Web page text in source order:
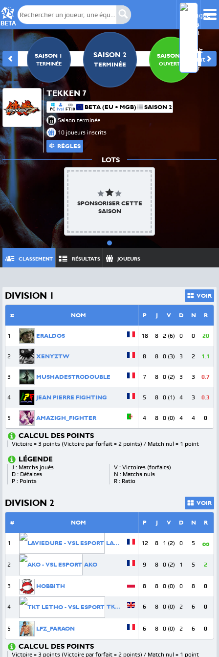
BETA
SAISON 1
TERMINÉE
SAISON 2
TERMINÉE
SAISON 3
OUVERTE
TEKKEN 7
PC 1VS1 FT10 BETA (EU + MGB)
SAISON 2
Saison terminée
10 joueurs inscrits
RÈGLES
LOTS
SPONSORISER CETTE
SAISON
CLASSEMENT RÉSULTATS JOUEURS
DIVISION 1 VOIR
# NOM P J V D N R
1 ERALDOS 18 8 2 (6) 0 0 20
2 XENYZTW 8 8 0 (3) 3 2 1.1
3 MUSHADESTRODOUBLE 7 8 0 (2) 3 3 0.7
4 JEAN PIERRE FIGHTING 5 8 0 (1) 4 3 0.3
5 AMAZIGH_FIGHTER 4 8 0 (0) 4 4 0
CALCUL DES POINTS
Victoire = 3 points (Victoire par forfait = 2 points) / Match nul = 1 point
LÉGENDE
J : Matchs joués
V : Victoires (forfaits)
D : Défaites
N : Matchs nuls
P : Points
R : Ratio
DIVISION 2 VOIR
# NOM P J V D N R
1 LAVIEDURE 12 8 1 (2) 0 5 ∞
2 AKO 9 8 0 (2) 1 5 2
3 HOBBITH 8 8 0 (0) 0 8 0
4 TKT LETHO 6 8 0 (0) 2 6 0
5 LFZ_FARAON 6 8 0 (0) 2 6 0
CALCUL DES POINTS
Victoire = 3 points (Victoire par forfait = 2 points) / Match nul = 1 point